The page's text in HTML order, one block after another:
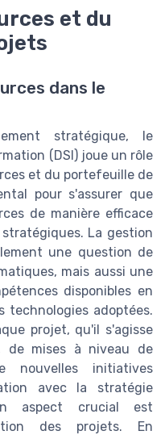
et du
dans le
stratégique, le
(DSI) joue un rôle
et du portefeuille de
pour s'assurer que
de manière efficace
La gestion
une question de
mais aussi une
disponibles en
technologies adoptées.
projet, qu'il s'agisse
de mises à niveau de
nouvelles initiatives
avec la stratégie
aspect crucial est
des projets. En